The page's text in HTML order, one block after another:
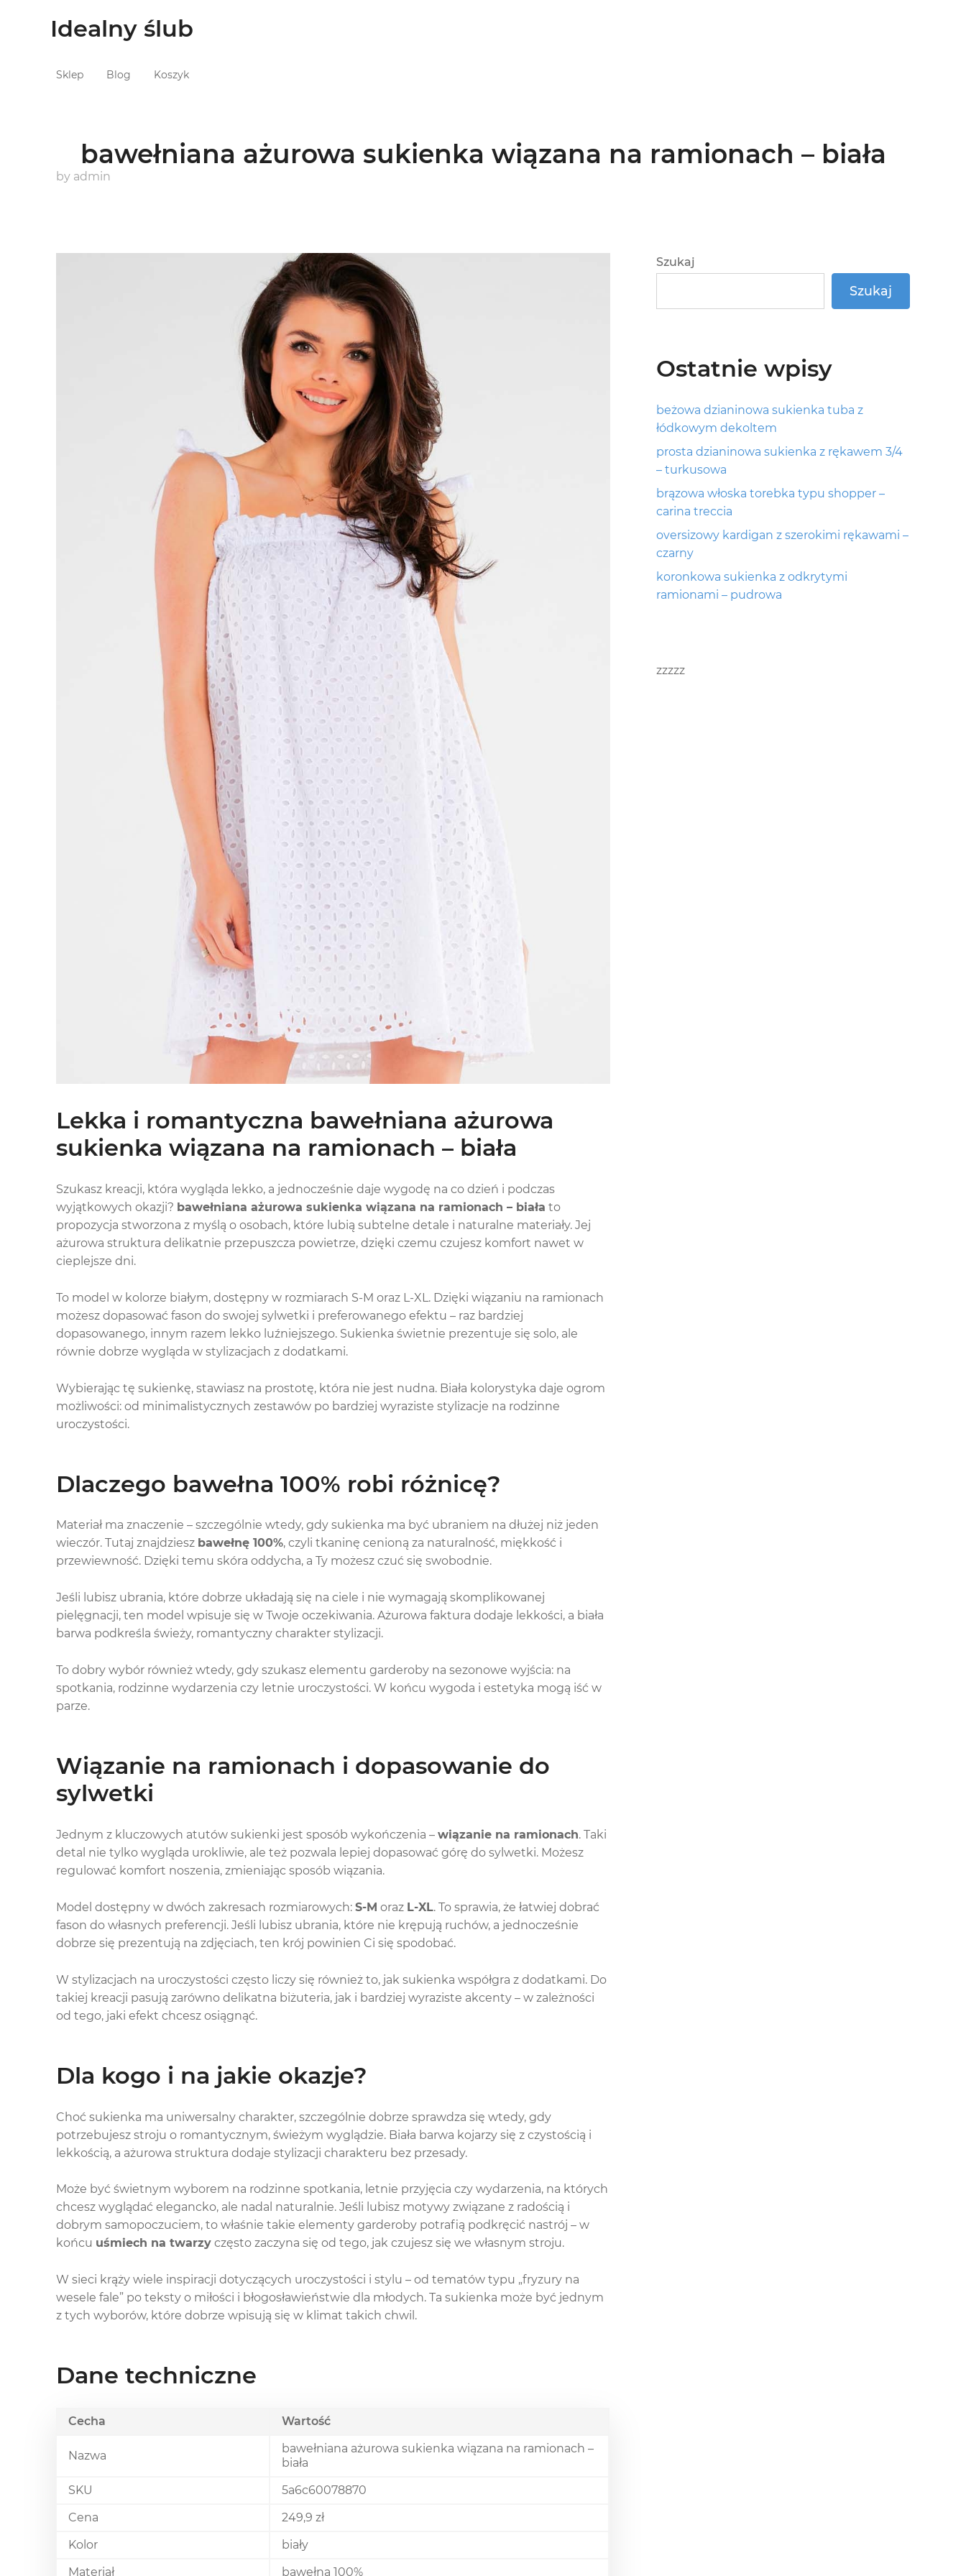
Idealny ślub
Sklep Blog Koszyk
bawełniana ażurowa sukienka wiązana na ramionach – biała
by admin
Lekka i romantyczna bawełniana ażurowa
sukienka wiązana na ramionach – biała
Szukasz kreacji, która wygląda lekko, a jednocześnie daje wygodę na co dzień i podczas
wyjątkowych okazji? bawełniana ażurowa sukienka wiązana na ramionach – biała to
propozycja stworzona z myślą o osobach, które lubią subtelne detale i naturalne materiały. Jej
ażurowa struktura delikatnie przepuszcza powietrze, dzięki czemu czujesz komfort nawet w
cieplejsze dni.
To model w kolorze białym, dostępny w rozmiarach S-M oraz L-XL. Dzięki wiązaniu na ramionach
możesz dopasować fason do swojej sylwetki i preferowanego efektu – raz bardziej
dopasowanego, innym razem lekko luźniejszego. Sukienka świetnie prezentuje się solo, ale
równie dobrze wygląda w stylizacjach z dodatkami.
Wybierając tę sukienkę, stawiasz na prostotę, która nie jest nudna. Biała kolorystyka daje ogrom
możliwości: od minimalistycznych zestawów po bardziej wyraziste stylizacje na rodzinne
uroczystości.
Dlaczego bawełna 100% robi różnicę?
Materiał ma znaczenie – szczególnie wtedy, gdy sukienka ma być ubraniem na dłużej niż jeden
wieczór. Tutaj znajdziesz bawełnę 100%, czyli tkaninę cenioną za naturalność, miękkość i
przewiewność. Dzięki temu skóra oddycha, a Ty możesz czuć się swobodnie.
Jeśli lubisz ubrania, które dobrze układają się na ciele i nie wymagają skomplikowanej
pielęgnacji, ten model wpisuje się w Twoje oczekiwania. Ażurowa faktura dodaje lekkości, a biała
barwa podkreśla świeży, romantyczny charakter stylizacji.
To dobry wybór również wtedy, gdy szukasz elementu garderoby na sezonowe wyjścia: na
spotkania, rodzinne wydarzenia czy letnie uroczystości. W końcu wygoda i estetyka mogą iść w
parze.
Wiązanie na ramionach i dopasowanie do
sylwetki
Jednym z kluczowych atutów sukienki jest sposób wykończenia – wiązanie na ramionach. Taki
detal nie tylko wygląda urokliwie, ale też pozwala lepiej dopasować górę do sylwetki. Możesz
regulować komfort noszenia, zmieniając sposób wiązania.
Model dostępny w dwóch zakresach rozmiarowych: S-M oraz L-XL. To sprawia, że łatwiej dobrać
fason do własnych preferencji. Jeśli lubisz ubrania, które nie krępują ruchów, a jednocześnie
dobrze się prezentują na zdjęciach, ten krój powinien Ci się spodobać.
W stylizacjach na uroczystości często liczy się również to, jak sukienka współgra z dodatkami. Do
takiej kreacji pasują zarówno delikatna biżuteria, jak i bardziej wyraziste akcenty – w zależności
od tego, jaki efekt chcesz osiągnąć.
Dla kogo i na jakie okazje?
Choć sukienka ma uniwersalny charakter, szczególnie dobrze sprawdza się wtedy, gdy
potrzebujesz stroju o romantycznym, świeżym wyglądzie. Biała barwa kojarzy się z czystością i
lekkością, a ażurowa struktura dodaje stylizacji charakteru bez przesady.
Może być świetnym wyborem na rodzinne spotkania, letnie przyjęcia czy wydarzenia, na których
chcesz wyglądać elegancko, ale nadal naturalnie. Jeśli lubisz motywy związane z radością i
dobrym samopoczuciem, to właśnie takie elementy garderoby potrafią podkręcić nastrój – w
końcu uśmiech na twarzy często zaczyna się od tego, jak czujesz się we własnym stroju.
W sieci krąży wiele inspiracji dotyczących uroczystości i stylu – od tematów typu „fryzury na
wesele fale” po teksty o miłości i błogosławieństwie dla młodych. Ta sukienka może być jednym
z tych wyborów, które dobrze wpisują się w klimat takich chwil.
Dane techniczne
Cecha Wartość
Nazwa
bawełniana ażurowa sukienka wiązana na ramionach –
biała
SKU
5a6c60078870
Cena
249,9 zł
Kolor
biały
Materiał
bawełna 100%
Szukaj
Szukaj
Ostatnie wpisy
beżowa dzianinowa sukienka tuba z
łódkowym dekoltem
prosta dzianinowa sukienka z rękawem 3/4
– turkusowa
brązowa włoska torebka typu shopper –
carina treccia
oversizowy kardigan z szerokimi rękawami –
czarny
koronkowa sukienka z odkrytymi
ramionami – pudrowa
zzzzz